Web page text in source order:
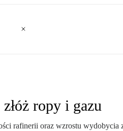
ropy i gazu
rafinerii oraz wzrostu